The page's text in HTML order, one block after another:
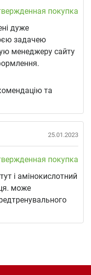
покупка
дуже
задачею
менеджеру сайту
та
25.01.2023
покупка
і амінокислотний
може